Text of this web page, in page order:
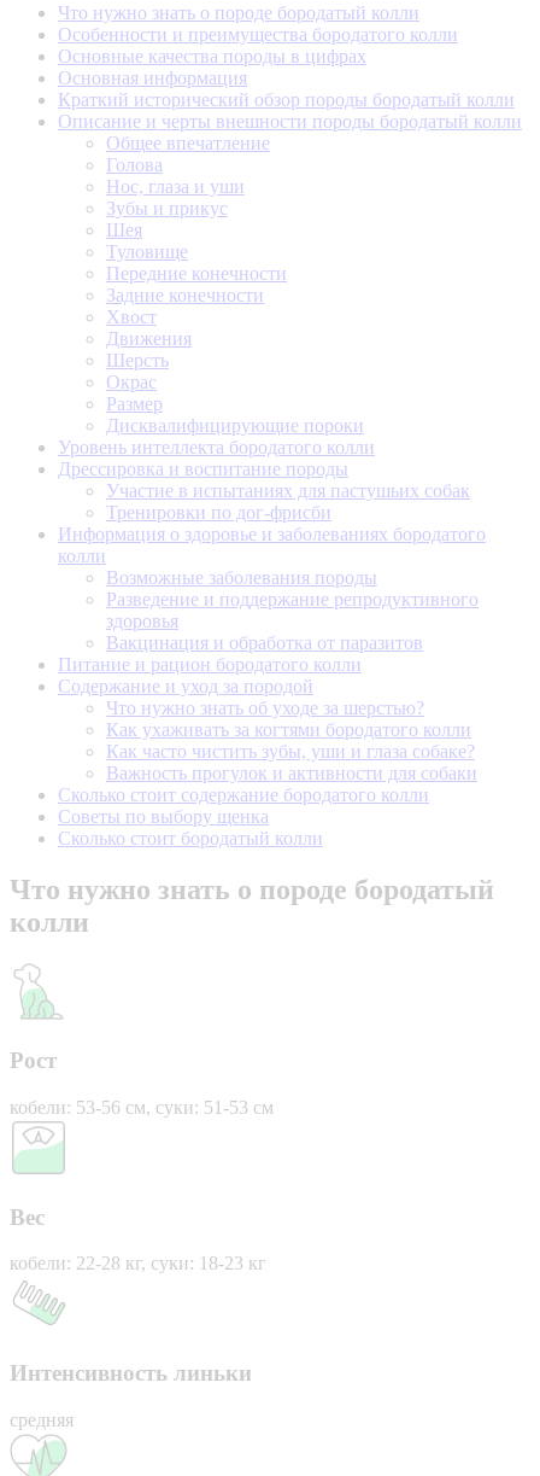
Что нужно знать о породе бородатый колли
Особенности и преимущества бородатого колли
Основные качества породы в цифрах
Основная информация
Краткий исторический обзор породы бородатый колли
Описание и черты внешности породы бородатый колли
Общее впечатление
Голова
Нос, глаза и уши
Зубы и прикус
Шея
Туловище
Передние конечности
Задние конечности
Хвост
Движения
Шерсть
Окрас
Размер
Дисквалифицирующие пороки
Уровень интеллекта бородатого колли
Дрессировка и воспитание породы
Участие в испытаниях для пастушьих собак
Тренировки по дог-фрисби
Информация о здоровье и заболеваниях бородатого
колли
Возможные заболевания породы
Разведение и поддержание репродуктивного
здоровья
Вакцинация и обработка от паразитов
Питание и рацион бородатого колли
Содержание и уход за породой
Что нужно знать об уходе за шерстью?
Как ухаживать за когтями бородатого колли
Как часто чистить зубы, уши и глаза собаке?
Важность прогулок и активности для собаки
Сколько стоит содержание бородатого колли
Советы по выбору щенка
Сколько стоит бородатый колли
Что нужно знать о породе бородатый
колли
Рост
кобели: 53-56 см, суки: 51-53 см
Вес
кобели: 22-28 кг, суки: 18-23 кг
Интенсивность линьки
средняя